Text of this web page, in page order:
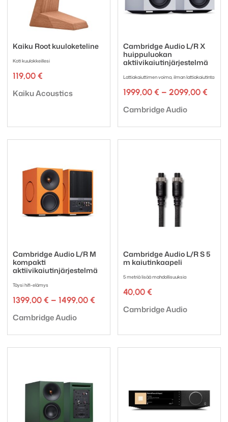
Kaiku Root kuuloketeline
Koti kuulokkeillesi
119,00 €
Tuotemerkki:
Kaiku Acoustics
Cambridge Audio L/R X
huippuluokan
aktiivikaiutinjärjestelmä
Lattiakaiuttimen voima, ilman lattiakaiutinta
1999,00 € – 2099,00 €
Tuotemerkki:
Cambridge Audio
Cambridge Audio L/R M
kompakti
aktiivikaiutinjärjestelmä
Täysi hifi-elämys
1399,00 € – 1499,00 €
1399,00 €
Tuotemerkki:
Cambridge Audio
Cambridge Audio L/R S 5
m kaiutinkaapeli
5 metriä lisää mahdollisuuksia
40,00 €
Tuotemerkki:
Cambridge Audio